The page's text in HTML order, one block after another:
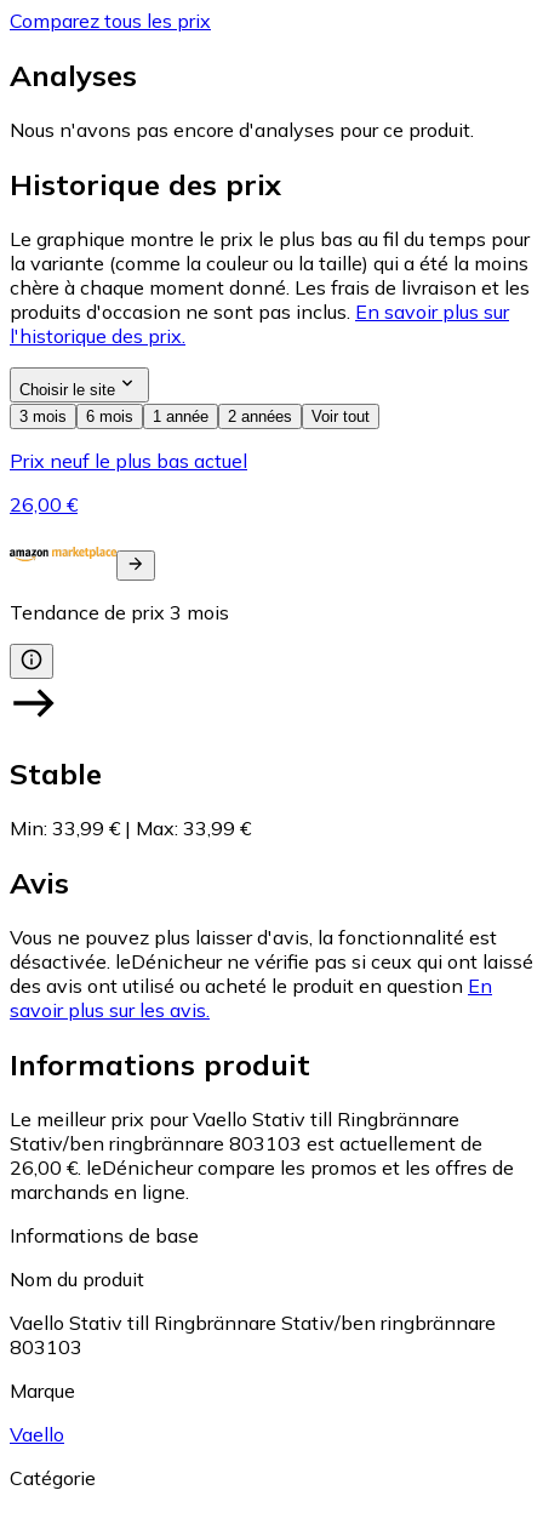
Comparez tous les prix
Analyses
Nous n'avons pas encore d'analyses pour ce produit.
Historique des prix
Le graphique montre le prix le plus bas au fil du temps pour
la variante (comme la couleur ou la taille) qui a été la moins
chère à chaque moment donné. Les frais de livraison et les
produits d'occasion ne sont pas inclus. En savoir plus sur
l'historique des prix.
Choisir le site
3 mois
6 mois 1 année 2 années Voir tout
Prix neuf le plus bas actuel
26,00 €
Tendance de prix 3 mois
Stable
Min: 33,99 € | Max: 33,99 €
Avis
Vous ne pouvez plus laisser d'avis, la fonctionnalité est
désactivée. leDénicheur ne vérifie pas si ceux qui ont laissé
des avis ont utilisé ou acheté le produit en question En
savoir plus sur les avis.
Informations produit
Le meilleur prix pour Vaello Stativ till Ringbrännare
Stativ/ben ringbrännare 803103 est actuellement de
26,00 €. leDénicheur compare les promos et les offres de
marchands en ligne.
Informations de base
Nom du produit
Vaello Stativ till Ringbrännare Stativ/ben ringbrännare
803103
Marque
Vaello
Catégorie